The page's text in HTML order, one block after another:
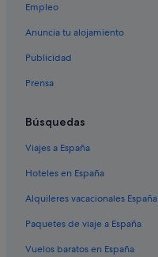
Northgate hoteles
Semaphore hoteles
Henley Beach hoteles
Casas de campo en Adelaida
Salisbury hoteles
Crafers hoteles
Nairne hoteles
Mitcham hoteles
Christies Beach hoteles
Thebarton hoteles
Empleo
Anuncia tu alojamiento
Publicidad
Prensa
Búsquedas
Viajes a España
Hoteles en España
Alquileres vacacionales España
Paquetes de viaje a España
Vuelos baratos en España